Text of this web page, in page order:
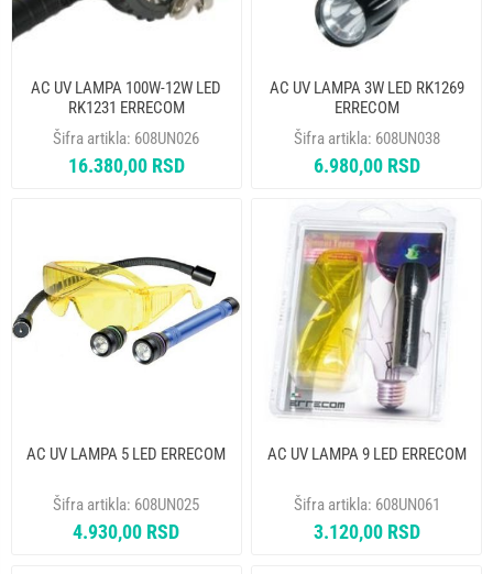
AC UV LAMPA 100W-12W LED
RK1231 ERRECOM
Šifra artikla: 608UN026
16.380,00 RSD
AC UV LAMPA 3W LED RK1269
ERRECOM
Šifra artikla: 608UN038
6.980,00 RSD
AC UV LAMPA 5 LED ERRECOM
Šifra artikla: 608UN025
4.930,00 RSD
AC UV LAMPA 9 LED ERRECOM
Šifra artikla: 608UN061
3.120,00 RSD